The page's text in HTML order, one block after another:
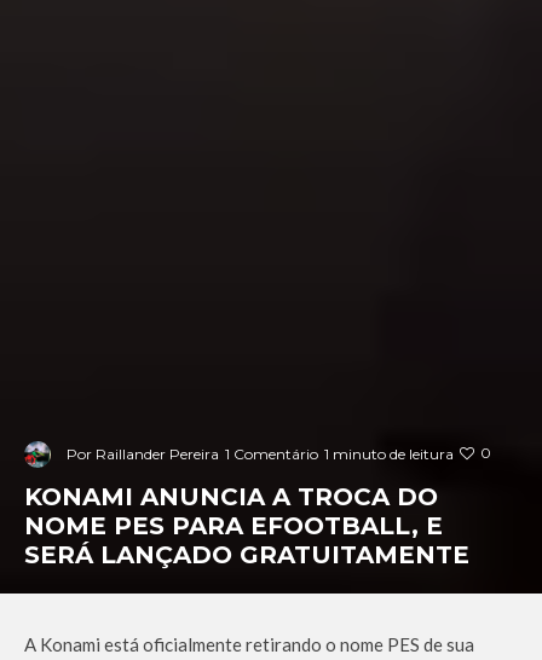
Por Raillander Pereira 1 Comentário 1 minuto de leitura 0
KONAMI ANUNCIA A TROCA DO
NOME PES PARA EFOOTBALL, E
SERÁ LANÇADO GRATUITAMENTE
A Konami está oficialmente retirando o nome PES de sua